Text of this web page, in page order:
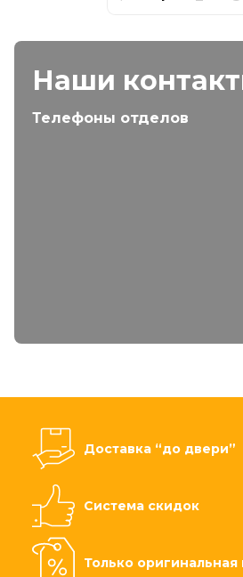
Наши
Телефоны отделов
Доставка “до двери”
Система скидок
Только